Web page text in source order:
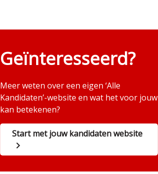
Geïnteresseerd?
Meer weten over een eigen ‘Alle
Kandidaten’-website en wat het voor jouw
kan betekenen?
Start met jouw kandidaten website